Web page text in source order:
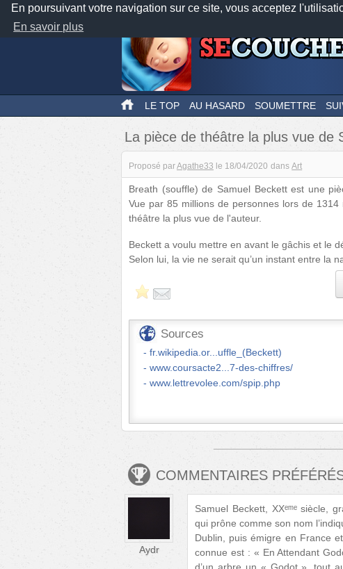
En poursuivant votre navigation sur ce site, vous acceptez
En savoir plus
LE TOP AU HASARD SOUMETTRE
La pièce de théâtre la plus vue de
Proposé parAgathe33 le 18/04/2020 dans Art
Breath (souffle) de Samuel Beckett est une
Vue par 85 millions de personnes lors de
théâtre la plus vue de l'auteur.
Beckett a voulu mettre en avant le gâchis et le
Selon lui, la vie ne serait qu’un instant entre la
Sources
fr.wikipedia.or...uffle_(Beckett)
www.coursacte2...7-des-chiffres/
www.lettrevolee.com/spip.php
COMMENTAIRES
Aydr
Samuel Beckett, XXᵉᵐᵉ siècle,
qui prône comme son nom
Dublin, puis émigre en France
connue est : « En Attendant
d’un arbre un « Godot », tout